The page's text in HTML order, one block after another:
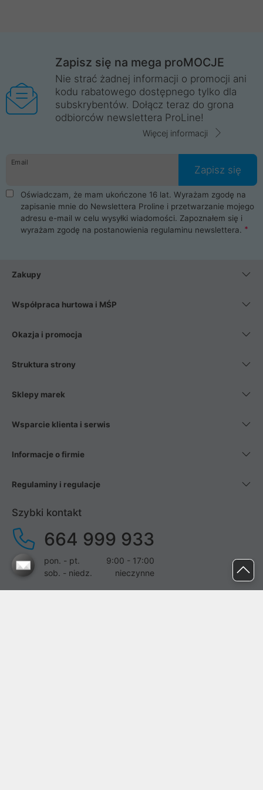
Zapisz się na mega proMOCJE
Nie strać żadnej informacji o promocji ani
kodu rabatowego dostępnego tylko dla
subskrybentów. Dołącz teraz do grona
odbiorców newslettera ProLine!
Więcej informacji
Email
Zapisz się
Oświadczam, że mam ukończone 16 lat. Wyrażam zgodę na
zapisanie mnie do Newslettera Proline i przetwarzanie mojego
adresu e-mail w celu wysyłki wiadomości. Zapoznałem się i
wyrażam zgodę na postanowienia regulaminu newslettera.
Zakupy
Współpraca hurtowa i MŚP
Okazja i promocja
Struktura strony
Sklepy marek
Wsparcie klienta i serwis
Informacje o firmie
Regulaminy i regulacje
Szybki kontakt
664 999 933
pon. - pt.
9:00 - 17:00
sob. - niedz.
nieczynne